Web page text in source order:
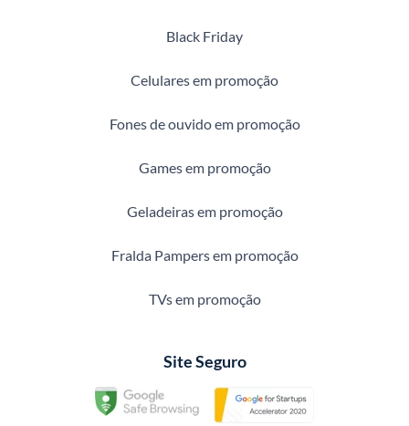
Black Friday
Celulares em promoção
Fones de ouvido em promoção
Games em promoção
Geladeiras em promoção
Fralda Pampers em promoção
TVs em promoção
Site Seguro